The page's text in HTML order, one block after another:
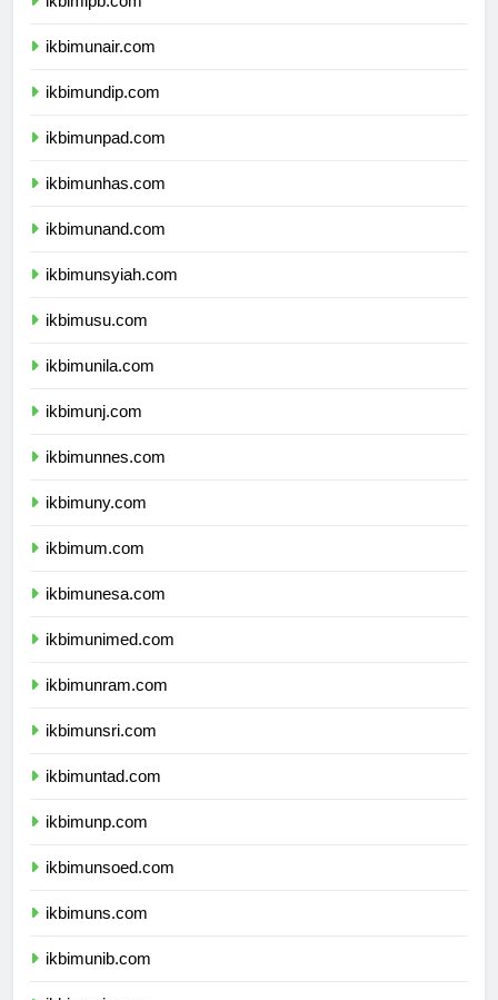
ikbimunair.com
ikbimundip.com
ikbimunpad.com
ikbimunhas.com
ikbimunand.com
ikbimunsyiah.com
ikbimusu.com
ikbimunila.com
ikbimunj.com
ikbimunnes.com
ikbimuny.com
ikbimum.com
ikbimunesa.com
ikbimunimed.com
ikbimunram.com
ikbimunsri.com
ikbimuntad.com
ikbimunp.com
ikbimunsoed.com
ikbimuns.com
ikbimunib.com